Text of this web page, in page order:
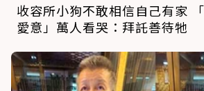
收容所小狗不敢相信自己有家
愛意」萬人看哭：拜託善待牠